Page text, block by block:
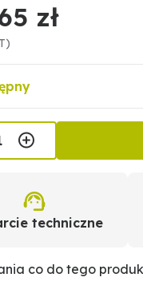
zł
techniczne
co do tego